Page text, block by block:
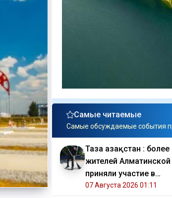
Самые читаемые
Самые обсуждаемые события
Таза Қазақстан :
жителей Алматинской
приняли участие в
экологической акции
07 Августа 2026 01:11